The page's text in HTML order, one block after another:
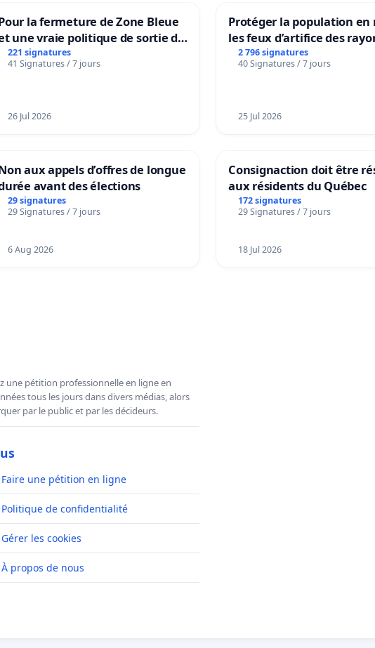
la fermeture de Zone Bleue
une vraie politique de sortie de
la dépendance
221 signatures
41 Signatures / 7 jours
26 Jul 2026
Protéger la population
les feux d’artifice des
2 796 signatures
40 Signatures / 7 jours
25 Jul 2026
aux appels d’offres de longue
avant des élections
29 signatures
29 Signatures / 7 jours
6 Aug 2026
Consignaction doit être
aux résidents du Québec
172 signatures
29 Signatures / 7 jours
18 Jul 2026
une pétition professionnelle en ligne en
tous les jours dans divers médias, alors
par le public et par les décideurs.
Faire une pétition en ligne
Politique de confidentialité
Gérer les cookies
À propos de nous